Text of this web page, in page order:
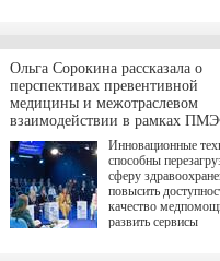
а сам он
Ольга Сорокина рассказала о
перспективах превентивной
медицины и межотраслевом
взаимодействии в рамках
Инновационные
способны
сферу
повысить
качество
развить сервисы